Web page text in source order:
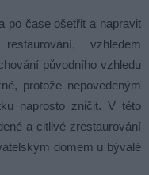
po čase ošetřit a napravit
vzhledem
původního vzhledu
protože nepovedeným
naprosto zničit. V této
a citlivé zrestaurování
domem u bývalé